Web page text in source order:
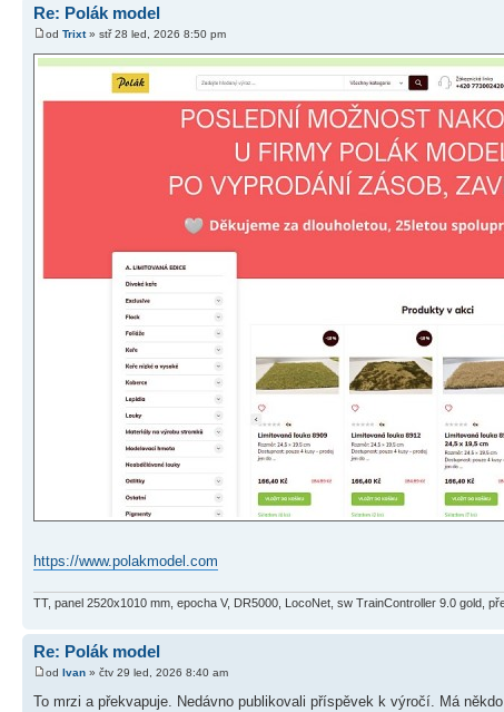
Re: Polák model
od Trixt» stř 28 led, 2026 8:50 pm
https://www.polakmodel.com
TT, panel 2520x1010 mm, epocha V, DR5000, LocoNet, sw TrainController 9.0 gold,
Re: Polák model
od Ivan » čtv 29 led, 2026 8:40 am
To mrzi a překvapuje. Nedávno publikovali příspěvek k výročí. Má